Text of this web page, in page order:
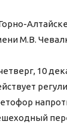
М.В.
10